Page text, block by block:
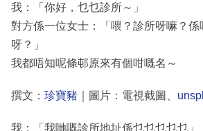
我：「你好，乜乜診所～」
對方係一位女士：「喂？診所呀嘛？係
呀？」
我都唔知呢條邨原來有個咁嘅名～
撰文： 珍寶豬 ｜圖片：電視截圖、
我：「我哋嘅診所地址係乜乜乜乜乜」